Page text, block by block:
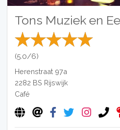
Tons Muziek en
(5.0/6)
Herenstraat 97a
2282 BS Rijswijk
Café